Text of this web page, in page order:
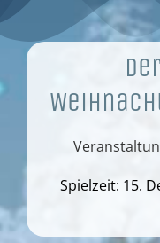
Spielzeit: 15.